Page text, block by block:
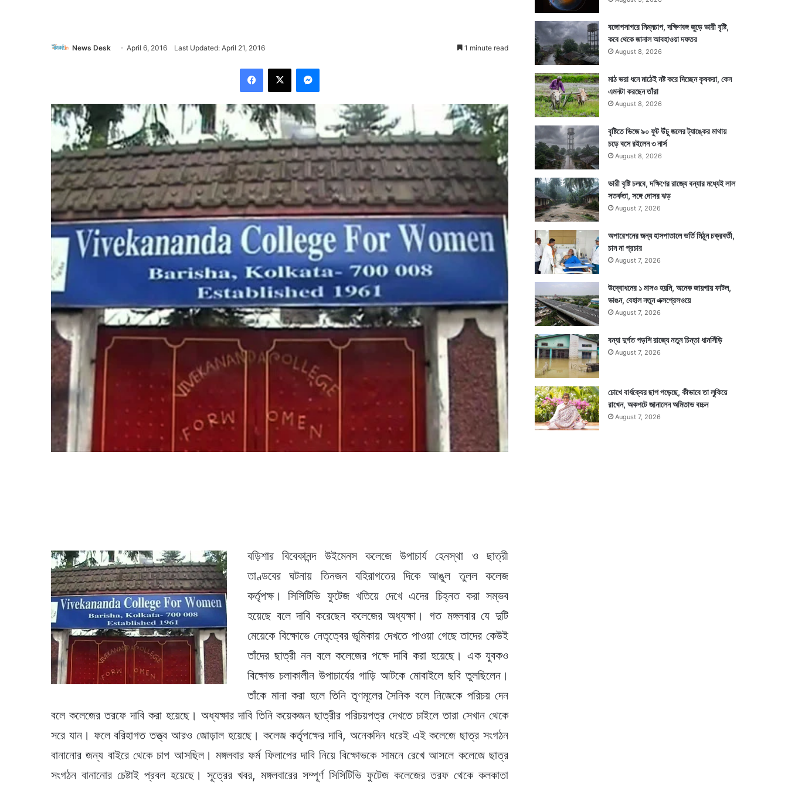
News Desk April 6, 2016 Last Updated: April 21, 2016 1 minute read
বড়িশার বিবেকানন্দ উইমেনস কলেজে উপাচার্য হেনস্থা ও ছাত্রী
তাণ্ডবের ঘটনায় তিনজন বহিরাগতের দিকে আঙুল তুলল কলেজ
কর্তৃপক্ষ। সিসিটিভি ফুটেজ খতিয়ে দেখে এদের চিহ্নত করা সম্ভব
হয়েছে বলে দাবি করেছেন কলেজের অধ্যক্ষা। গত মঙ্গলবার যে দুটি
মেয়েকে বিক্ষোভে নেতৃত্বের ভূমিকায় দেখতে পাওয়া গেছে তাদের কেউই
তাঁদের ছাত্রী নন বলে কলেজের পক্ষে দাবি করা হয়েছে। এক যুবকও
বিক্ষোভ চলাকালীন উপাচার্যের গাড়ি আটকে মোবাইলে ছবি তুলছিলেন।
তাঁকে মানা করা হলে তিনি তৃণমূলের সৈনিক বলে নিজেকে পরিচয় দেন
বলে কলেজের তরফে দাবি করা হয়েছে। অধ্যক্ষার দাবি তিনি কয়েকজন ছাত্রীর পরিচয়পত্র দেখতে চাইলে তারা সেখান থেকে
সরে যান। ফলে বরিহাগত তত্ত্ব আরও জোড়াল হয়েছে। কলেজ কর্তৃপক্ষের দাবি, অনেকদিন ধরেই এই কলেজে ছাত্র সংগঠন
বানানোর জন্য বাইরে থেকে চাপ আসছিল। মঙ্গলবার ফর্ম ফিলাপের দাবি নিয়ে বিক্ষোভকে সামনে রেখে আসলে কলেজে ছাত্র
সংগঠন বানানোর চেষ্টাই প্রবল হয়েছে। সূত্রের খবর, মঙ্গলবারের সম্পূর্ণ সিসিটিভি ফুটেজ কলেজের তরফ থেকে কলকাতা
বঙ্গোপসাগরে নিম্নচাপ, দক্ষিণবঙ্গ জুড়ে ভারী বৃষ্টি,
কবে থেকে জানাল আবহাওয়া দফতর
August 8, 2026
মাঠ ভরা ধনে মাঠেই নষ্ট করে দিচ্ছেন কৃষকরা, কেন
এমনটা করছেন তাঁরা
August 8, 2026
বৃষ্টিতে ভিজে ৯০ ফুট উঁচু জলের ট্যাঙ্কের মাথায়
চড়ে বসে রইলেন ৩ নার্স
August 8, 2026
ভারী বৃষ্টি চলবে, দক্ষিণের রাজ্যে বন্যার মধ্যেই লাল
সতর্কতা, সঙ্গে দোসর ঝড়
August 7, 2026
অপারেশনের জন্য হাসপাতালে ভর্তি মিঠুন চক্রবর্তী,
চান না প্রচার
August 7, 2026
উদ্বোধনের ১ মাসও হয়নি, অনেক জায়গায় ফাটল,
ভাঙন, বেহাল নতুন এক্সপ্রেসওয়ে
August 7, 2026
বন্যা দুর্গত পড়শি রাজ্যে নতুন চিন্তা ধানসিঁড়ি
August 7, 2026
চোখে বার্ধক্যের ছাপ পড়েছে, কীভাবে তা লুকিয়ে
রাখেন, অকপটে জানালেন অমিতাভ বচ্চন
August 7, 2026